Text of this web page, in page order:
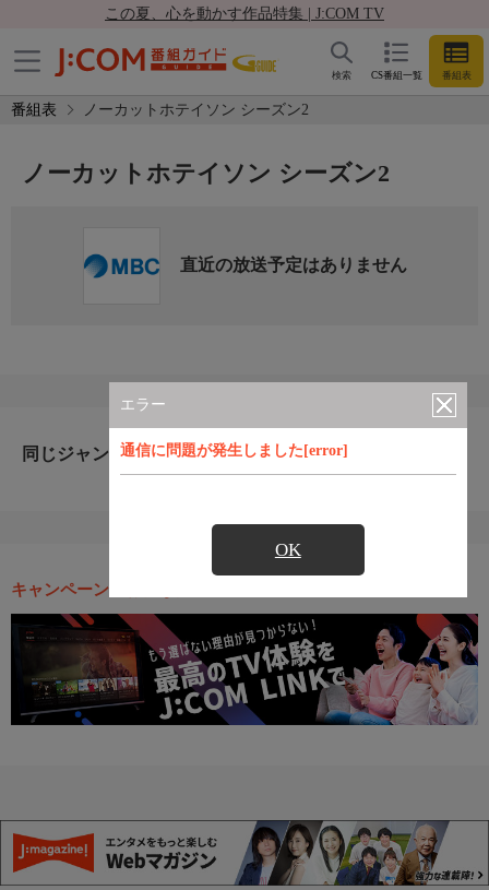
この夏、心を動かす作品特集 | J:COM TV
CS番組一覧 番組表
検索
番組表 ノーカットホテイソン シーズン2
エラー
通信に問題が発生しました[error]
OK
ノーカットホテイソン シーズン2
直近の放送予定はありません
同じジャンルのおすすめ番組
キャンペーン・お得な情報